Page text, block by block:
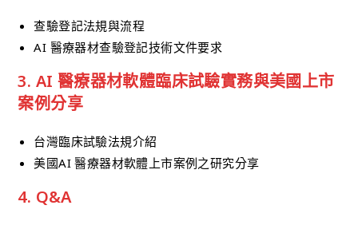
查驗登記法規與流程
AI 醫療器材查驗登記技術文件要求
3. AI 醫療器材軟體臨床試驗實務與美國上市
案例分享
台灣臨床試驗法規介紹
美國AI 醫療器材軟體上市案例之研究分享
4. Q&A